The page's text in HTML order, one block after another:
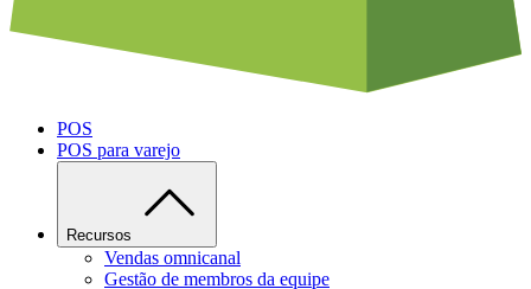
POS
POS para varejo
Recursos
Vendas omnicanal
Gestão de membros da equipe